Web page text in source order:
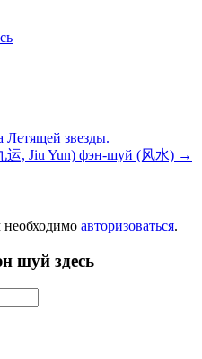
звезды.
运, Jiu Yun) фэн-шуй (风水) →
необходимо авторизоваться.
шуй здесь